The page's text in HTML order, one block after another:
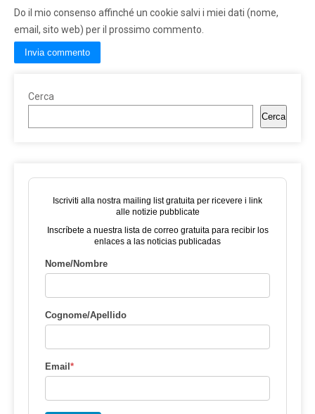
Do il mio consenso affinché un cookie salvi i miei dati (nome,
email, sito web) per il prossimo commento.
Cerca
Cerca
Iscriviti alla nostra mailing list gratuita per ricevere i link
alle notizie pubblicate
Inscríbete a nuestra lista de correo gratuita para recibir los
enlaces a las noticias publicadas
Nome/Nombre
Cognome/Apellido
Email*